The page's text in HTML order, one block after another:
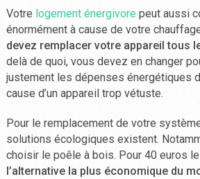
Votre logement énergivorepeut aussi
énormément à cause de votre
devez remplacer votre appareil tous
delà de quoi, vous devez en changer
justement les dépenses énergétiques
cause d’un appareil trop vétuste.
Pour le remplacement de votre
solutions écologiques existent.
choisir le poêle à bois. Pour 40 euros
l’alternative la plus économique du